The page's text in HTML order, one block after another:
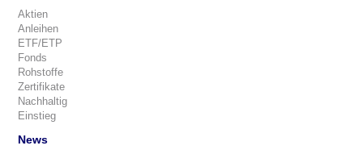
Aktien
Anleihen
ETF/ETP
Fonds
Rohstoffe
Zertifikate
Nachhaltig
Einstieg
News